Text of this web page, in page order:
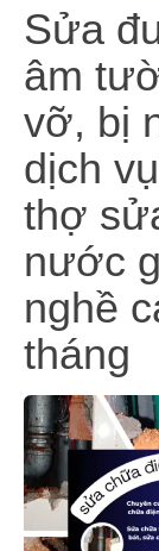
Sửa
âm
vỡ, bị
dịch
thợ
nước
nghề
tháng